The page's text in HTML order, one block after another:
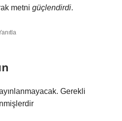
metni güçlendirdi.
Gerekli